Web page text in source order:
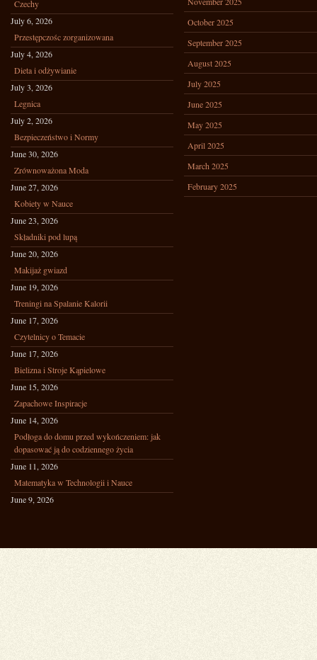
Czechy
July 6, 2026
Przestępczośc zorganizowana
July 4, 2026
Dieta i odżywianie
July 3, 2026
Legnica
July 2, 2026
Bezpieczeństwo i Normy
June 30, 2026
Zrównoważona Moda
June 27, 2026
Kobiety w Nauce
June 23, 2026
Składniki pod lupą
June 20, 2026
Makijaż gwiazd
June 19, 2026
Treningi na Spalanie Kalorii
June 17, 2026
Czytelnicy o Temacie
June 17, 2026
Bielizna i Stroje Kąpielowe
June 15, 2026
Zapachowe Inspiracje
June 14, 2026
Podłoga do domu przed wykończeniem: jak
dopasować ją do codziennego życia
June 11, 2026
Matematyka w Technologii i Nauce
June 9, 2026
October 2025
September 2025
August 2025
July 2025
June 2025
May 2025
April 2025
March 2025
February 2025